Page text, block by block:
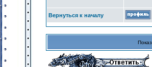
Вернуться к началу